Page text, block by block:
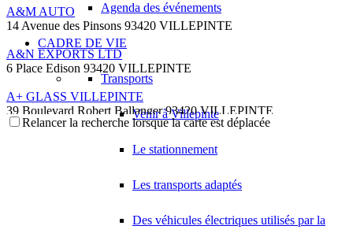
Agenda des événements
CADRE DE VIE
Transports
Venir à Villepinte
Le stationnement
Les transports adaptés
Des véhicules électriques utilisés par la
A&M AUTO
14 Avenue des Pinsons 93420 VILLEPINTE
A&N EXPORTS LTD
6 Place Edison 93420 VILLEPINTE
A+ GLASS VILLEPINTE
39 Boulevard Robert Ballanger 93420 VILLEPINTE
01 41 52 34 7801 41 52 34 78
A.B METAL SERRURERIE METALLLERIE
09 66 91 74 67
Relancer la recherche lorsque la carte est déplacée